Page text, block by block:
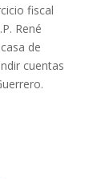
fiscal
René
de
cuentas